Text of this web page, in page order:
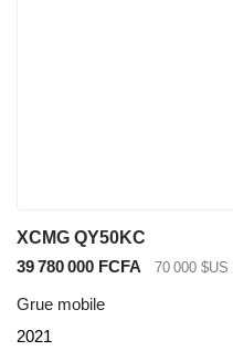
XCMG QY50KC
39 780 000 FCFA
70 000 $US
Grue mobile
2021